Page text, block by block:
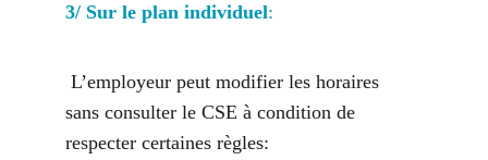
3/ Sur le plan individuel:
sans consulter le CSE à condition de
respecter certaines règles: